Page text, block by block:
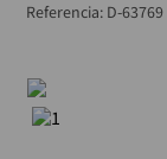
Referencia: D-63769
llave
ruteadora